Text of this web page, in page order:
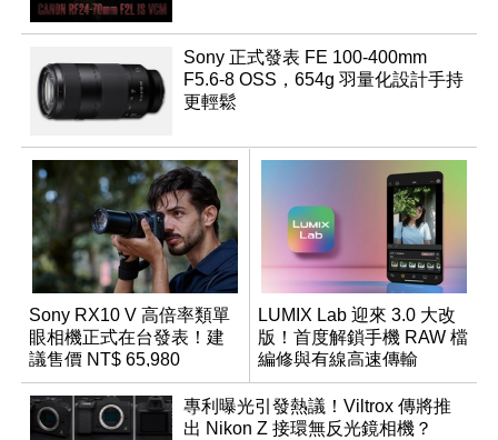
Sony 正式發表 FE 100-400mm
F5.6-8 OSS，654g 羽量化設計手持
更輕鬆
Sony RX10 V 高倍率類單
眼相機正式在台發表！建
議售價 NT$ 65,980
LUMIX Lab 迎來 3.0 大改
版！首度解鎖手機 RAW 檔
編修與有線高速傳輸
專利曝光引發熱議！Viltrox 傳將推
出 Nikon Z 接環無反光鏡相機？